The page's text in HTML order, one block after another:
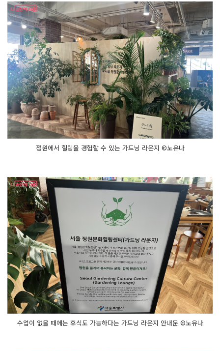
분
으
로 옮
겨 담
아
볼
까
요
~
조
심
조
심 식
물
을 빼
주
세
요
그
리
아 줄
게
요
~
저
희
가 섞
어
준 흙
을 조
금 깔
고 나
머
지
도 채
워
어
요
흙
을 적
한 높
정원에서 힐링을 경험할 수 있는 가드닝 라운지 ©노유나
수업이 없을 때에는 휴식도 가능하다는 가드닝 라운지 안내문 ©노유나